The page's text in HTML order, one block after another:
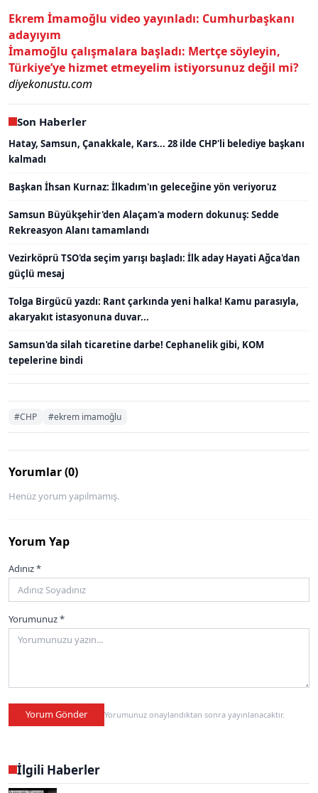
Ekrem İmamoğlu video yayınladı: Cumhurbaşkanı
adayıyım
İmamoğlu çalışmalara başladı: Mertçe söyleyin,
Türkiye’ye hizmet etmeyelim istiyorsunuz değil mi?
diyekonustu.com
Son Haberler
Hatay, Samsun, Çanakkale, Kars... 28 ilde CHP'li belediye başkanı
kalmadı
Başkan İhsan Kurnaz: İlkadım'ın geleceğine yön veriyoruz
Samsun Büyükşehir'den Alaçam'a modern dokunuş: Sedde
Rekreasyon Alanı tamamlandı
Vezirköprü TSO'da seçim yarışı başladı: İlk aday Hayati Ağca'dan
güçlü mesaj
Tolga Birgücü yazdı: Rant çarkında yeni halka! Kamu parasıyla,
akaryakıt istasyonuna duvar...
Samsun'da silah ticaretine darbe! Cephanelik gibi, KOM
tepelerine bindi
#CHP #ekrem imamoğlu
Yorumlar (0)
Henüz yorum yapılmamış.
Yorum Yap
Adınız *
Yorumunuz *
Yorum Gönder Yorumunuz onaylandıktan sonra yayınlanacaktır.
İlgili Haberler